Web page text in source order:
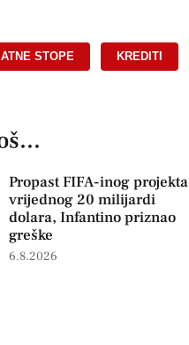
STOPE KREDITI
Propast FIFA-inog projekta
vrijednog 20 milijardi
dolara, Infantino priznao
greške
6.8.2026